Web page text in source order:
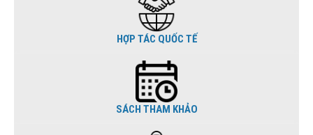
HỢP TÁC QUỐC TẾ
SÁCH THAM KHẢO